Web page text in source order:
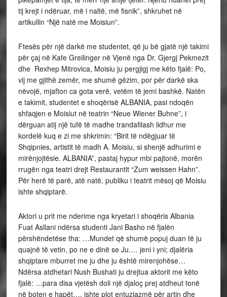
Shqipnies, artistit të madh A. Moisiu, si shenjë adhurimi e
mirënjojtësie. ALBANIA”, pastaj hypur mbi pajtonë, morën
rrugën nga teatri drejt Restaurantit “Zum weissen Hahn”.
ishte shqiptarë.
Aktori u prit me nderime nga kryetari i shoqëris Albania
Fuat Asllani ndërsa studenti Jani Basho në fjalën
përshëndetëse tha: …Mundet që shumë popuj duan të ju
quajnë të vetin, po ne e dinë se Ju…. jeni i yni; djalëria
shqiptare mburret me ju dhe ju është mirenjohëse…
Ndërsa atdhetari Nush Bushati ju drejtua aktorit me këto
fjalë: …para disa vjetësh doli një djaloç prej atdheut tonë
në boten e hapët…, ishte plot entuziazmë për artin dhe
aktrimin… E kush duhej ta donte e ta admironte ma shumë
se na, bashkëatdhetaret e tij?
Moisiu i prekur thellë nga ngrohtësia e pritjes dhe dashuria
shumë për nderimet që më rrëfeni. Jam ndodhur në shumë
gostira, në shumë mbledhie, kam ndierë shumë gëzime,
por ky i kësaj nate, është tjetër gëzim. Ju lutem të më
besoni që asnjëherë gjer më sot nuk jam gëzuar si sonte.
Nuk mund të ju tregoj dot kënaqësinë që ndiej kur dëgjoj
prej jush kaq gjëra të bukura mbi përparimin e zhvillimin e
popullit shqiptar… Atë natë, festa vazhdoj deri në orën 2.30